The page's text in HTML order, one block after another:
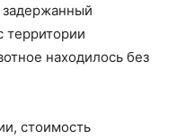
задержанный
территории
находилось без
стоимость